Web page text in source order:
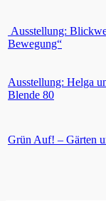
Ausstellung:
Bewegung“
Ausstellung: Helga
Blende 80
Grün Auf! – Gärten